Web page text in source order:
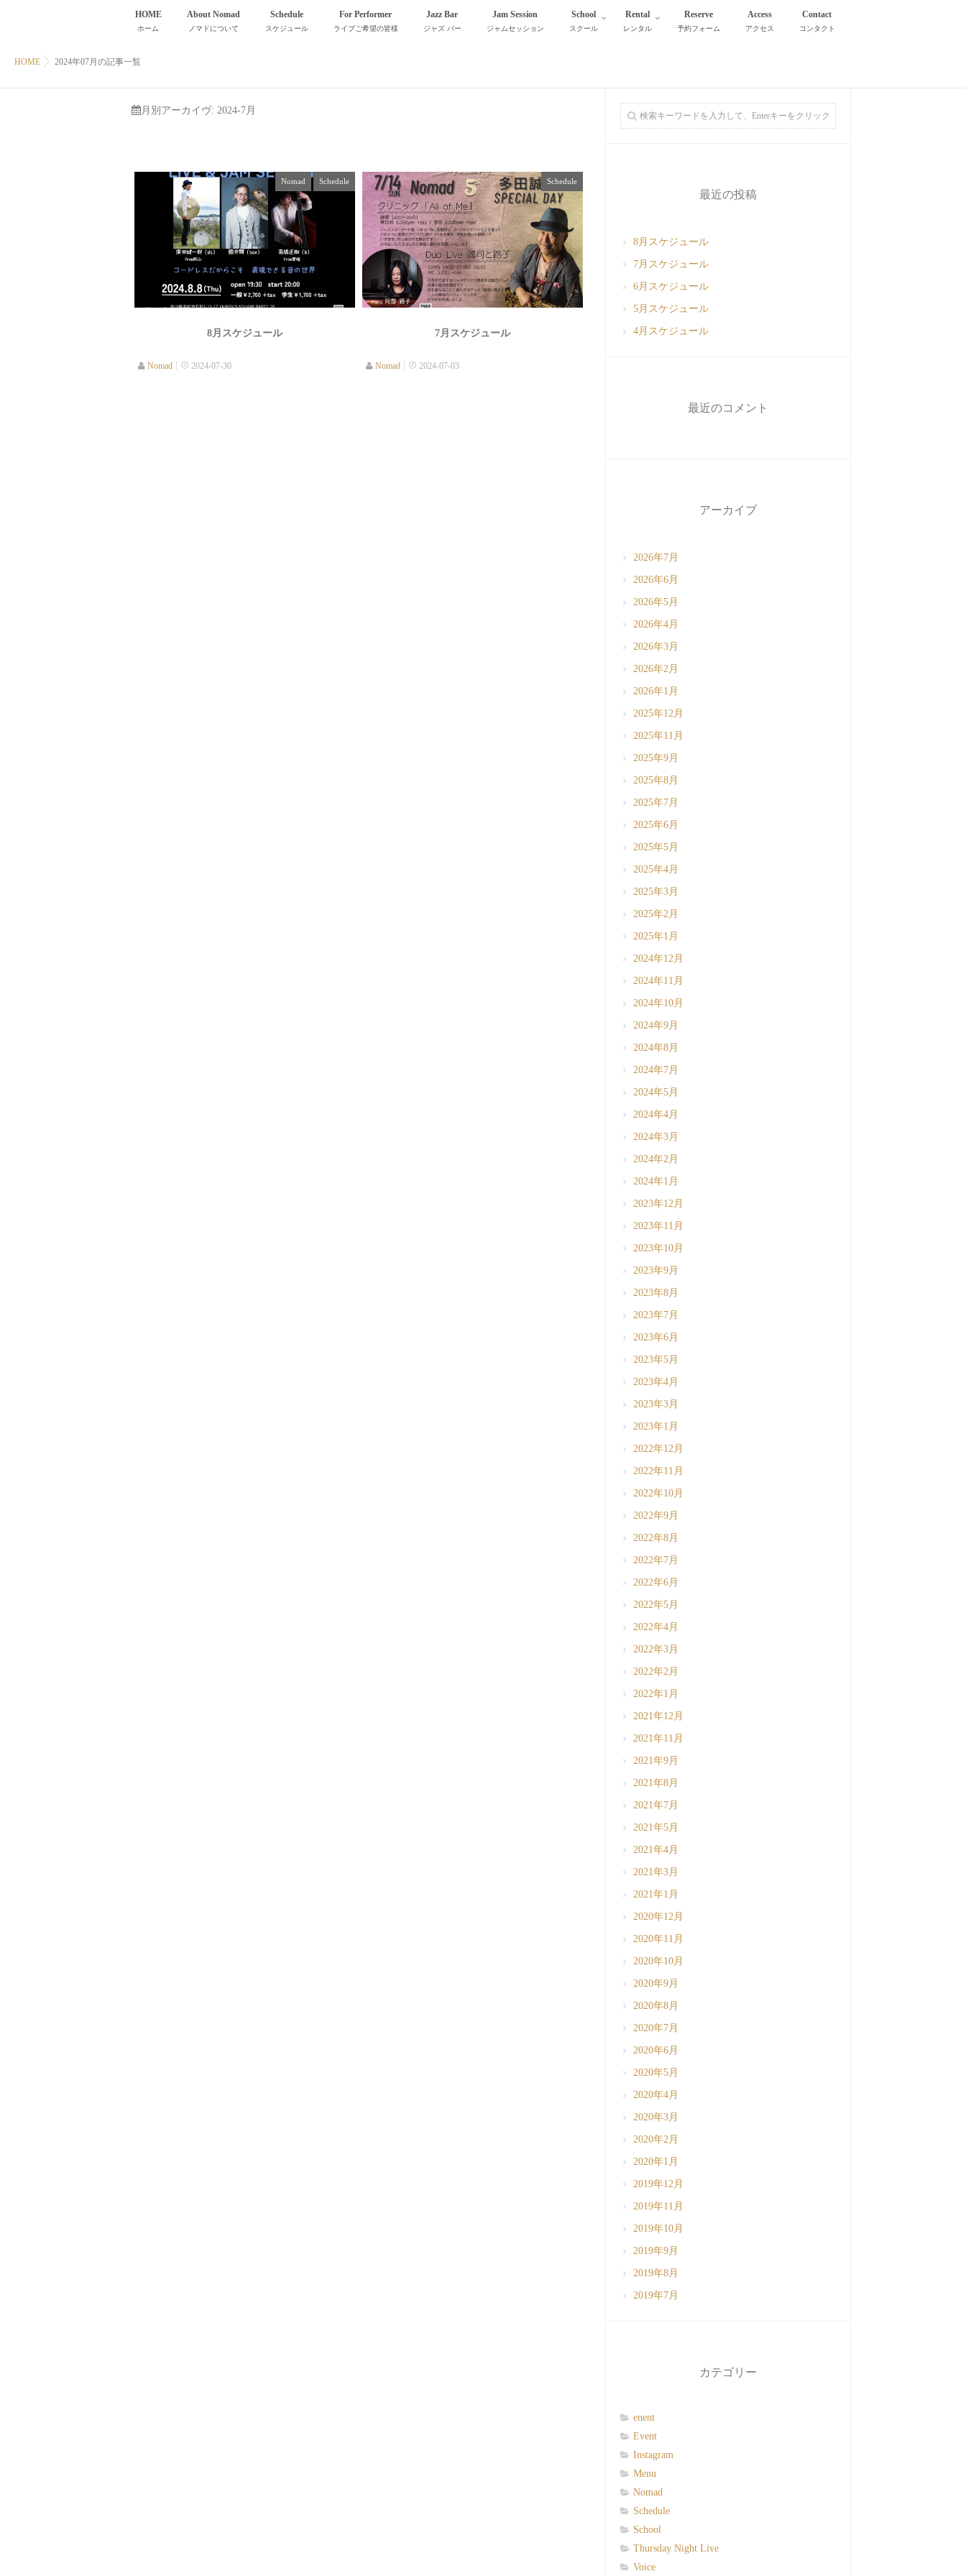
HOME
ホーム
About Nomad
ノマドについて
Schedule
スケジュール
For Performer
ライブご希望の皆様
Jazz Bar
ジャズ バー
Jam Session
ジャムセッション
School
スクール
Rental
レンタル
Reserve
予約フォーム
Access
アクセス
Contact
コンタクト
HOME 2024年07月の記事一覧
月別アーカイヴ: 2024-7月
Nomad Schedule
8月スケジュール
Nomad 2024-07-30
Schedule
7月スケジュール
Nomad 2024-07-03
最近の投稿
8月スケジュール
7月スケジュール
6月スケジュール
5月スケジュール
4月スケジュール
最近のコメント
アーカイブ
2026年7月
2026年6月
2026年5月
2026年4月
2026年3月
2026年2月
2026年1月
2025年12月
2025年11月
2025年9月
2025年8月
2025年7月
2025年6月
2025年5月
2025年4月
2025年3月
2025年2月
2025年1月
2024年12月
2024年11月
2024年10月
2024年9月
2024年8月
2024年7月
2024年5月
2024年4月
2024年3月
2024年2月
2024年1月
2023年12月
2023年11月
2023年10月
2023年9月
2023年8月
2023年7月
2023年6月
2023年5月
2023年4月
2023年3月
2023年1月
2022年12月
2022年11月
2022年10月
2022年9月
2022年8月
2022年7月
2022年6月
2022年5月
2022年4月
2022年3月
2022年2月
2022年1月
2021年12月
2021年11月
2021年9月
2021年8月
2021年7月
2021年5月
2021年4月
2021年3月
2021年1月
2020年12月
2020年11月
2020年10月
2020年9月
2020年8月
2020年7月
2020年6月
2020年5月
2020年4月
2020年3月
2020年2月
2020年1月
2019年12月
2019年11月
2019年10月
2019年9月
2019年8月
2019年7月
カテゴリー
enent
Event
Instagram
Menu
Nomad
Schedule
School
Thursday Night Live
Voice